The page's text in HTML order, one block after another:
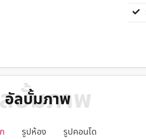
รู
บั้มภาพ
อัลบั้มภาพ
รูปห้อง รูปคอนโด